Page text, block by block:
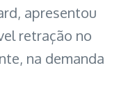
apresentou
retração no
na demanda